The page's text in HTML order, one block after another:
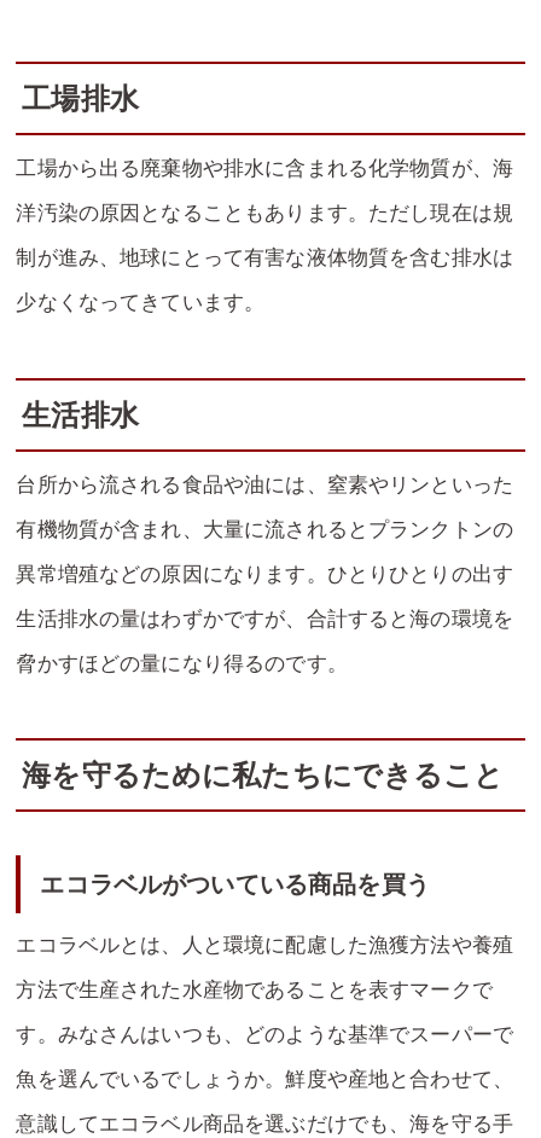
工場排水
工場から出る廃棄物や排水に含まれる化学物質が、海
洋汚染の原因となることもあります。ただし現在は規
制が進み、地球にとって有害な液体物質を含む排水は
少なくなってきています。
生活排水
台所から流される食品や油には、窒素やリンといった
有機物質が含まれ、大量に流されるとプランクトンの
異常増殖などの原因になります。ひとりひとりの出す
生活排水の量はわずかですが、合計すると海の環境を
脅かすほどの量になり得るのです。
海を守るために私たちにできること
エコラベルがついている商品を買う
エコラベルとは、人と環境に配慮した漁獲方法や養殖
方法で生産された水産物であることを表すマークで
す。みなさんはいつも、どのような基準でスーパーで
魚を選んでいるでしょうか。鮮度や産地と合わせて、
意識してエコラベル商品を選ぶだけでも、海を守る手